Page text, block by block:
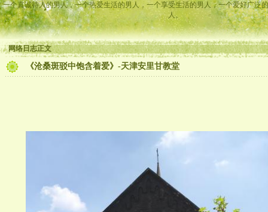
一个真诚待人的男人，一个热爱生活的男人，一个享受生活的男人，一个爱好广泛
人。
网络日志正文
《沧桑斑驳中饱含着爱》-天津安里甘教堂